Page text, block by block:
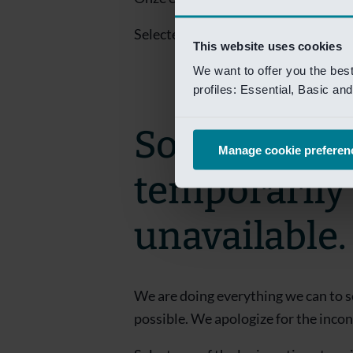
This website uses cookies
We want to offer you the
profiles: Essential, Basic
Manage cookie
Selecteer een van de login opties
Sorry! This
temporarily
unavailable.
We are doing everything we can to
possible. We apologize for the